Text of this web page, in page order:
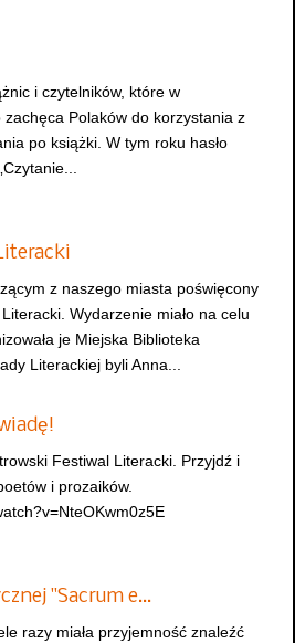
i czytelników, które w
Polaków do korzystania z
po książki. W tym roku hasło
z naszego miasta poświęcony
Wydarzenie miało na celu
je Miejska Biblioteka
Literackiej byli Anna...
Festiwal Literacki. Przyjdź i
i prozaików.
"Sacrum e…
razy miała przyjemność znaleźć